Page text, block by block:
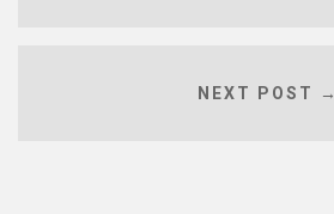
NEXT POST →